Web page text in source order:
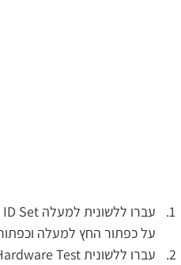
על כפתור החץ למעלה